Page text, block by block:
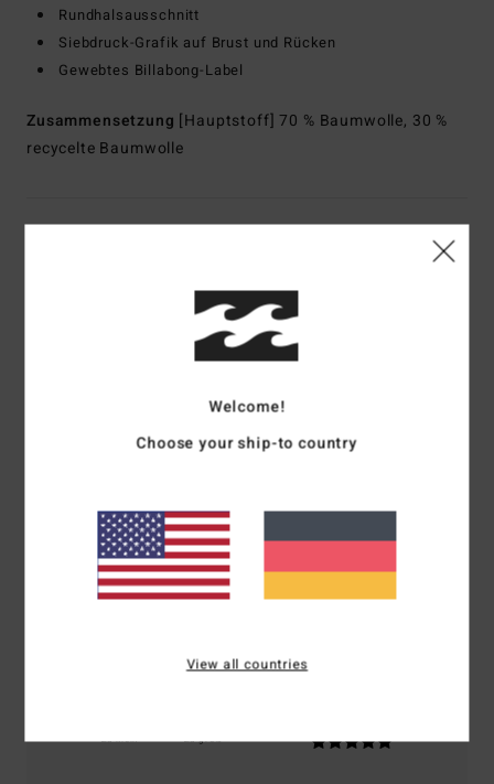
Rundhalsausschnitt
Siebdruck-Grafik auf Brust und Rücken
Gewebtes Billabong-Label
Zusammensetzung [Hauptstoff] 70 % Baumwolle, 30 %
recycelte Baumwolle
Kundenbewertungen
Durchschnittliche Bewertung
5.0
basierend auf1 verifizierten Bewertungen
100% unserer Kunden empfehlen dieses Produkt
Zu klein Zu groß
Welcome!
Choose your ship-to country
View all countries